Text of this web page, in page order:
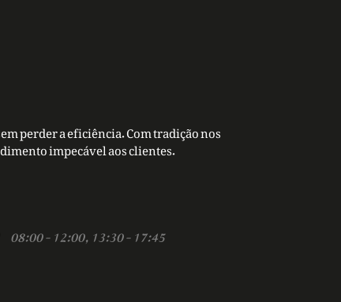
perder a eficiência. Com tradição nos
impecável aos clientes.
08:00 - 12:00, 13:30 - 17:45